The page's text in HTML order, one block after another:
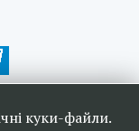
куки-файли.